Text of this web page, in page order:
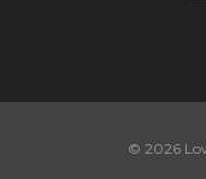
© 2026